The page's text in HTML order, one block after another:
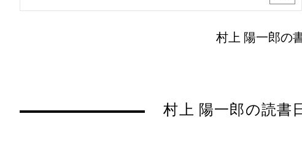
村上 陽一郎の
村上 陽一郎の読書